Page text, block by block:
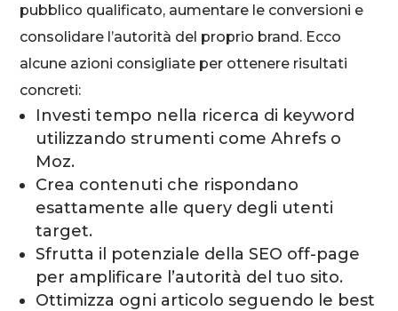
pubblico qualificato, aumentare le conversioni e
consolidare l’autorità del proprio brand. Ecco
alcune azioni consigliate per ottenere risultati
concreti:
Investi tempo nella ricerca di keyword
utilizzando strumenti come Ahrefs o
Moz.
Crea contenuti che rispondano
esattamente alle query degli utenti
target.
Sfrutta il potenziale della SEO off-page
per amplificare l’autorità del tuo sito.
Ottimizza ogni articolo seguendo le best